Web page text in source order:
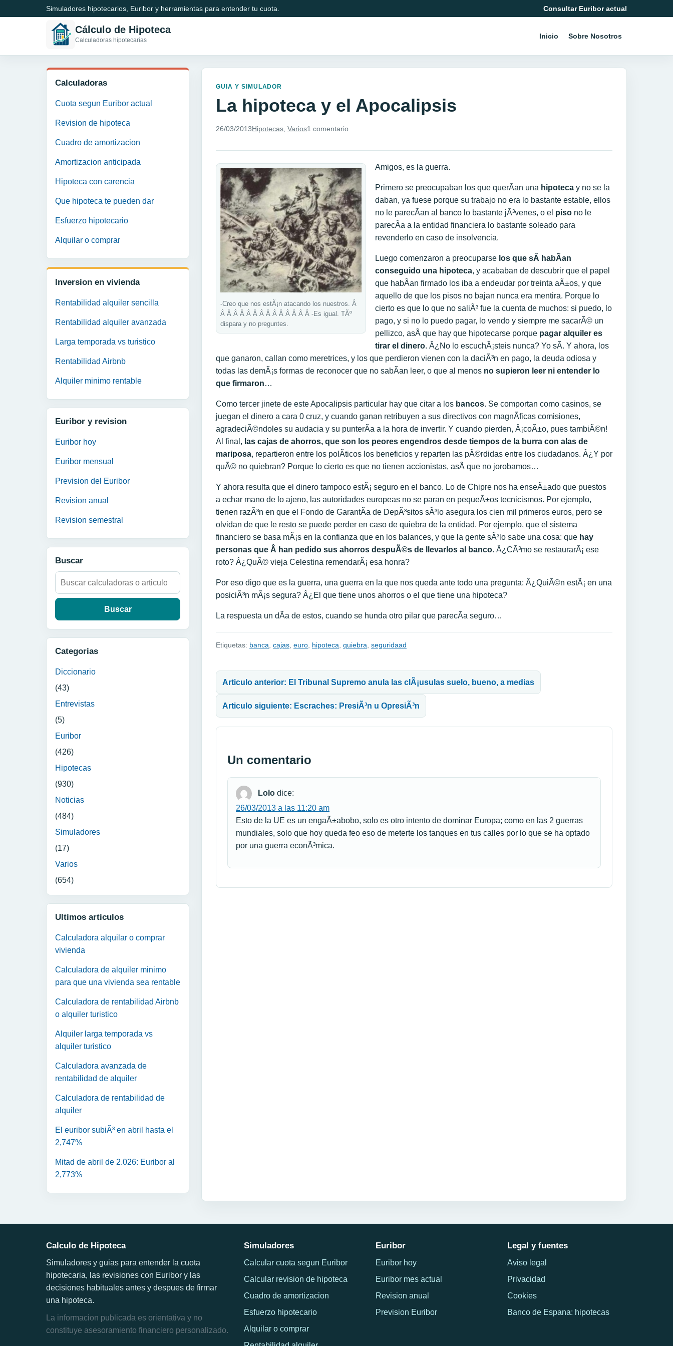
Simuladores hipotecarios, Euribor y herramientas para entender tu cuota. Consultar Euribor actual
Cálculo de Hipoteca
Calculadoras hipotecarias Inicio Sobre Nosotros
Calculadoras
Cuota segun Euribor actual
Revision de hipoteca
Cuadro de amortizacion
Amortizacion anticipada
Hipoteca con carencia
Que hipoteca te pueden dar
Esfuerzo hipotecario
Alquilar o comprar
Inversion en vivienda
Rentabilidad alquiler sencilla
Rentabilidad alquiler avanzada
Larga temporada vs turistico
Rentabilidad Airbnb
Alquiler minimo rentable
Euribor y revision
Euribor hoy
Euribor mensual
Prevision del Euribor
Revision anual
Revision semestral
Buscar
Buscar:
Categorias
Diccionario
(43)
Entrevistas
(5)
Euribor
(426)
Hipotecas
(930)
Noticias
(484)
Simuladores
(17)
Varios
(654)
Ultimos articulos
Calculadora alquilar o comprar
vivienda
Calculadora de alquiler minimo
para que una vivienda sea rentable
Calculadora de rentabilidad Airbnb
o alquiler turistico
Alquiler larga temporada vs
alquiler turistico
Calculadora avanzada de
rentabilidad de alquiler
Calculadora de rentabilidad de
alquiler
El euribor subiÃ³ en abril hasta el
2,747%
Mitad de abril de 2.026: Euribor al
2,773%
GUIA Y SIMULADOR
La hipoteca y el Apocalipsis
26/03/2013Hipotecas Varios1 comentario
-Creo que nos estÃ¡n atacando los nuestros. Â
Â Â Â Â Â Â Â Â Â Â Â Â Â Â -Es igual. TÃº
dispara y no preguntes.
Amigos, es la guerra.
Primero se preocupaban los que querÃ­an una hipoteca y no se la
daban, ya fuese porque su trabajo no era lo bastante estable, ellos
no le parecÃ­an al banco lo bastante jÃ³venes, o el piso no le
parecÃ­a a la entidad financiera lo bastante soleado para
revenderlo en caso de insolvencia.
Luego comenzaron a preocuparse los que sÃ­ habÃ­an
conseguido una hipoteca, y acababan de descubrir que el papel
que habÃ­an firmado los iba a endeudar por treinta aÃ±os, y que
aquello de que los pisos no bajan nunca era mentira. Porque lo
cierto es que lo que no saliÃ³ fue la cuenta de muchos: si puedo, lo
pago, y si no lo puedo pagar, lo vendo y siempre me sacarÃ© un
pellizco, asÃ­ que hay que hipotecarse porque pagar alquiler es
tirar el dinero. Â¿No lo escuchÃ¡steis nunca? Yo sÃ­. Y ahora, los
que ganaron, callan como meretrices, y los que perdieron vienen con la daciÃ³n en pago, la deuda odiosa y
todas las demÃ¡s formas de reconocer que no sabÃ­an leer, o que al menos no supieron leer ni entender lo
que firmaron…
Como tercer jinete de este Apocalipsis particular hay que citar a los bancos. Se comportan como casinos, se
juegan el dinero a cara 0 cruz, y cuando ganan retribuyen a sus directivos con magnÃ­ficas comisiones,
agradeciÃ©ndoles su audacia y su punterÃ­a a la hora de invertir. Y cuando pierden, Â¡coÃ±o, pues tambiÃ©n!
Al final, las cajas de ahorros, que son los peores engendros desde tiempos de la burra con alas de
mariposa, repartieron entre los polÃ­ticos los beneficios y reparten las pÃ©rdidas entre los ciudadanos. Â¿Y por
quÃ© no quiebran? Porque lo cierto es que no tienen accionistas, asÃ­ que no jorobamos…
Y ahora resulta que el dinero tampoco estÃ¡ seguro en el banco. Lo de Chipre nos ha enseÃ±ado que puestos
a echar mano de lo ajeno, las autoridades europeas no se paran en pequeÃ±os tecnicismos. Por ejemplo,
tienen razÃ³n en que el Fondo de GarantÃ­a de DepÃ³sitos sÃ³lo asegura los cien mil primeros euros, pero se
olvidan de que le resto se puede perder en caso de quiebra de la entidad. Por ejemplo, que el sistema
financiero se basa mÃ¡s en la confianza que en los balances, y que la gente sÃ³lo sabe una cosa: que hay
personas que Â han pedido sus ahorros despuÃ©s de llevarlos al banco. Â¿CÃ³mo se restaurarÃ¡ ese
roto? Â¿QuÃ© vieja Celestina remendarÃ¡ esa honra?
Por eso digo que es la guerra, una guerra en la que nos queda ante todo una pregunta: Â¿QuiÃ©n estÃ¡ en una
posiciÃ³n mÃ¡s segura? Â¿El que tiene unos ahorros o el que tiene una hipoteca?
La respuesta un dÃ­a de estos, cuando se hunda otro pilar que parecÃ­a seguro…
Etiquetas: banca cajas euro hipoteca quiebra seguridaad
Articulo anterior: El Tribunal Supremo anula las clÃ¡usulas suelo, bueno, a medias
Articulo siguiente: Escraches: PresiÃ³n u OpresiÃ³n
Un comentario
Lolo dice:
26/03/2013 a las 11:20 am
Esto de la UE es un engaÃ±abobo, solo es otro intento de dominar Europa; como en las 2 guerras
mundiales, solo que hoy queda feo eso de meterte los tanques en tus calles por lo que se ha optado
por una guerra econÃ³mica.
Calculo de Hipoteca
Simuladores y guias para entender la cuota
hipotecaria, las revisiones con Euribor y las
decisiones habituales antes y despues de firmar
una hipoteca.
La informacion publicada es orientativa y no
constituye asesoramiento financiero personalizado.
Simuladores
Calcular cuota segun Euribor
Calcular revision de hipoteca
Cuadro de amortizacion
Esfuerzo hipotecario
Alquilar o comprar
Euribor
Euribor hoy
Euribor mes actual
Revision anual
Prevision Euribor
Legal y fuentes
Aviso legal
Privacidad
Cookies
Banco de Espana: hipotecas